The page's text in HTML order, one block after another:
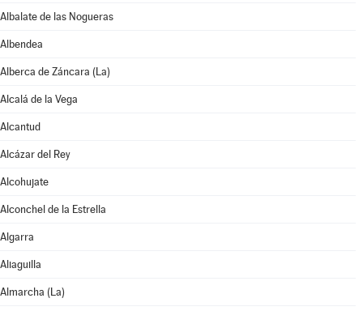
Albalate de las Nogueras
Albendea
Alberca de Záncara (La)
Alcalá de la Vega
Alcantud
Alcázar del Rey
Alcohujate
Alconchel de la Estrella
Algarra
Aliaguilla
Almarcha (La)